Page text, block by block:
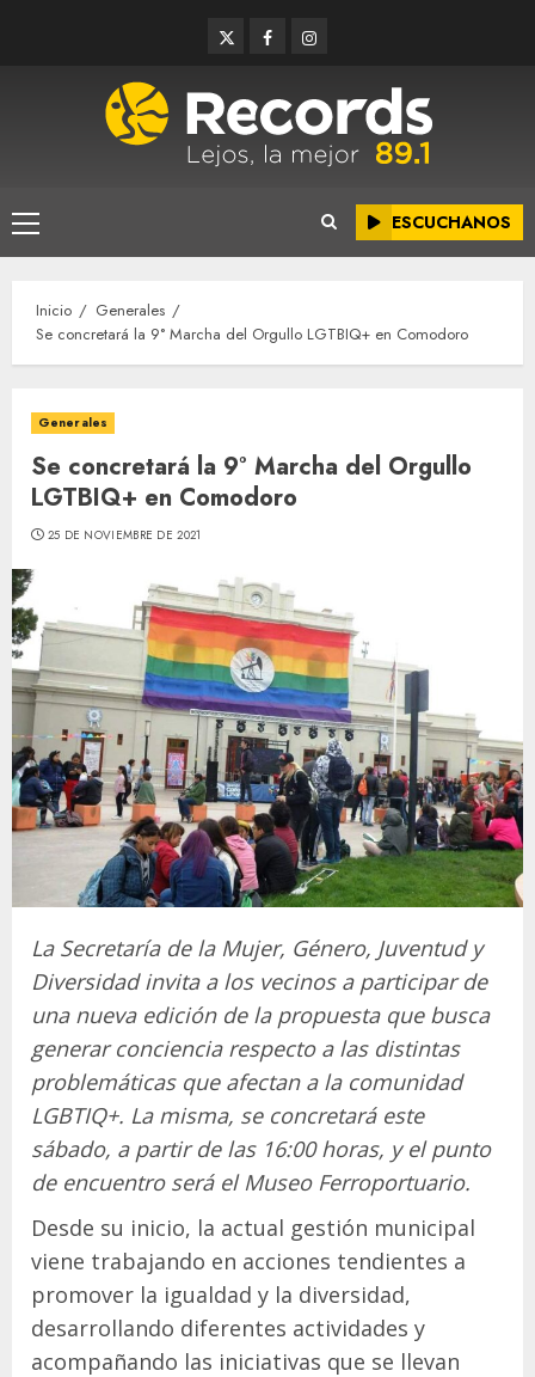
TwitterFacebookInstagram
Menú
principal
ESCUCHANOS
Inicio
Generales
Se concretará la 9° Marcha del Orgullo LGTBIQ+ en Comodoro
Generales
Se concretará la 9° Marcha del Orgullo
LGTBIQ+ en Comodoro
25 DE NOVIEMBRE DE 2021
La Secretaría de la Mujer, Género, Juventud y
Diversidad invita a los vecinos a participar de
una nueva edición de la propuesta que busca
generar conciencia respecto a las distintas
problemáticas que afectan a la comunidad
LGBTIQ+. La misma, se concretará este
sábado, a partir de las 16:00 horas, y el punto
de encuentro será el Museo Ferroportuario.
Desde su inicio, la actual gestión municipal
viene trabajando en acciones tendientes a
promover la igualdad y la diversidad,
desarrollando diferentes actividades y
acompañando las iniciativas que se llevan